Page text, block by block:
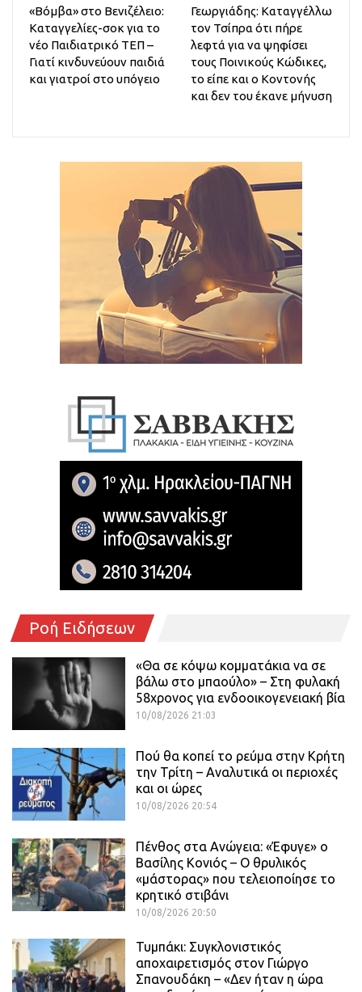
«Βόμβα» στο Βενιζέλειο:
Καταγγελίες-σοκ για το
νέο Παιδιατρικό ΤΕΠ –
Γιατί κινδυνεύουν παιδιά
και γιατροί στο υπόγειο
Γεωργιάδης: Καταγγέλλω
τον Τσίπρα ότι πήρε
λεφτά για να ψηφίσει
τους Ποινικούς Κώδικες,
το είπε και ο Κοντονής
και δεν του έκανε μήνυση
Ροή Ειδήσεων
«Θα σε κόψω κομματάκια να σε
βάλω στο μπαούλο» – Στη φυλακή
58χρονος για ενδοοικογενειακή βία
10/08/2026 21:03
Πού θα κοπεί το ρεύμα στην Κρήτη
την Τρίτη – Αναλυτικά οι περιοχές
και οι ώρες
10/08/2026 20:54
Πένθος στα Ανώγεια: «Έφυγε» ο
Βασίλης Κονιός – Ο θρυλικός
«μάστορας» που τελειοποίησε το
κρητικό στιβάνι
10/08/2026 20:50
Τυμπάκι: Συγκλονιστικός
αποχαιρετισμός στον Γιώργο
Σπανουδάκη – «Δεν ήταν η ώρα